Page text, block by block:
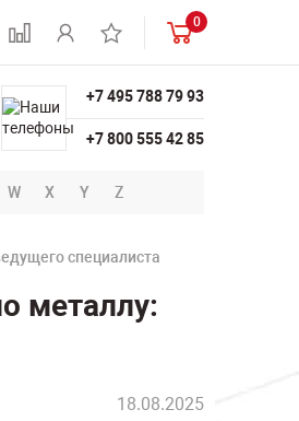
0
+7 495 788 79 93
+7 800 555 42 85
W X Y Z
специалиста
металлу:
18.08.2025